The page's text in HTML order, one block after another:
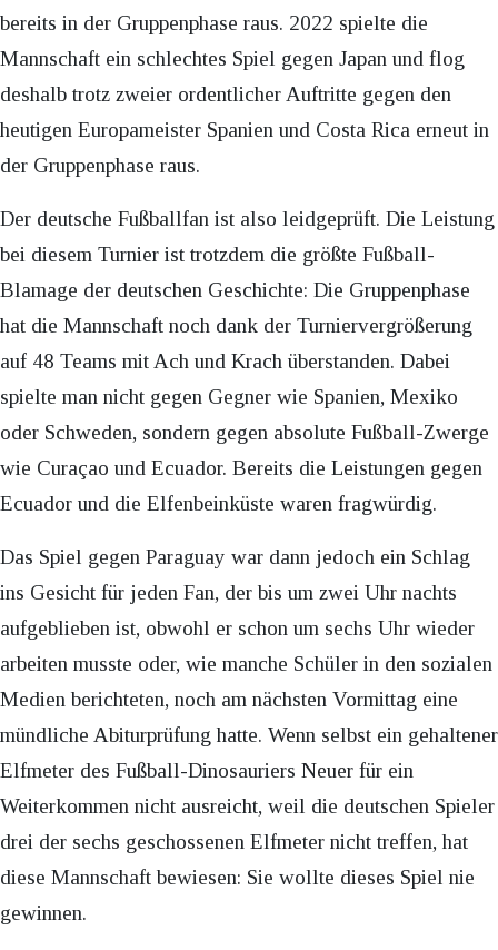
bereits in der Gruppenphase raus. 2022 spielte die
Mannschaft ein schlechtes Spiel gegen Japan und flog
deshalb trotz zweier ordentlicher Auftritte gegen den
heutigen Europameister Spanien und Costa Rica erneut in
der Gruppenphase raus.
Der deutsche Fußballfan ist also leidgeprüft. Die Leistung
bei diesem Turnier ist trotzdem die größte Fußball-
Blamage der deutschen Geschichte: Die Gruppenphase
hat die Mannschaft noch dank der Turniervergrößerung
auf 48 Teams mit Ach und Krach überstanden. Dabei
spielte man nicht gegen Gegner wie Spanien, Mexiko
oder Schweden, sondern gegen absolute Fußball-Zwerge
wie Curaçao und Ecuador. Bereits die Leistungen gegen
Ecuador und die Elfenbeinküste waren fragwürdig.
Das Spiel gegen Paraguay war dann jedoch ein Schlag
ins Gesicht für jeden Fan, der bis um zwei Uhr nachts
aufgeblieben ist, obwohl er schon um sechs Uhr wieder
arbeiten musste oder, wie manche Schüler in den sozialen
Medien berichteten, noch am nächsten Vormittag eine
mündliche Abiturprüfung hatte. Wenn selbst ein gehaltener
Elfmeter des Fußball-Dinosauriers Neuer für ein
Weiterkommen nicht ausreicht, weil die deutschen Spieler
drei der sechs geschossenen Elfmeter nicht treffen, hat
diese Mannschaft bewiesen: Sie wollte dieses Spiel nie
gewinnen.